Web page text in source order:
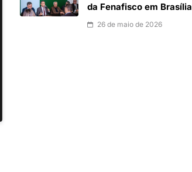
da Fenafisco em Brasília
26 de maio de 2026